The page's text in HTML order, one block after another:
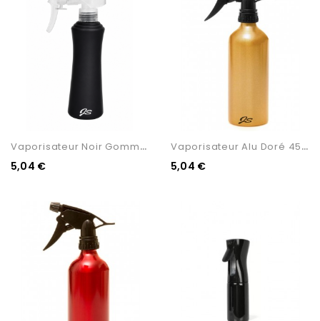
V
Aporisateur Noir Gomme 200ml
5,04 €
V
Aporisateur Alu Doré 450 Ml
5,04 €